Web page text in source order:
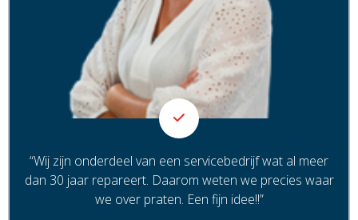
“Wij zijn onderdeel van een servicebedrijf wat al meer
dan 30 jaar repareert. Daarom weten we precies waar
we over praten. Een fijn idee!!”